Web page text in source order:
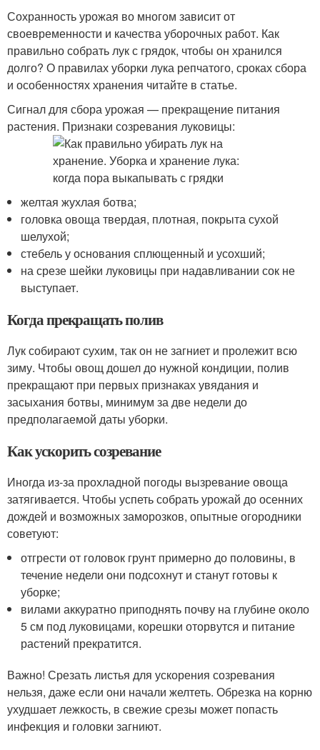
Сохранность урожая во многом зависит от
своевременности и качества уборочных работ. Как
правильно собрать лук с грядок, чтобы он хранился
долго? О правилах уборки лука репчатого, сроках сбора
и особенностях хранения читайте в статье.
Сигнал для сбора урожая — прекращение питания
растения. Признаки созревания луковицы:
желтая жухлая ботва;
головка овоща твердая, плотная, покрыта сухой
шелухой;
стебель у основания сплющенный и усохший;
на срезе шейки луковицы при надавливании сок не
выступает.
Когда прекращать полив
Лук собирают сухим, так он не загниет и пролежит всю
зиму. Чтобы овощ дошел до нужной кондиции, полив
прекращают при первых признаках увядания и
засыхания ботвы, минимум за две недели до
предполагаемой даты уборки.
Как ускорить созревание
Иногда из-за прохладной погоды вызревание овоща
затягивается. Чтобы успеть собрать урожай до осенних
дождей и возможных заморозков, опытные огородники
советуют:
отгрести от головок грунт примерно до половины, в
течение недели они подсохнут и станут готовы к
уборке;
вилами аккуратно приподнять почву на глубине около
5 см под луковицами, корешки оторвутся и питание
растений прекратится.
Важно! Срезать листья для ускорения созревания
нельзя, даже если они начали желтеть. Обрезка на корню
ухудшает лежкость, в свежие срезы может попасть
инфекция и головки загниют.